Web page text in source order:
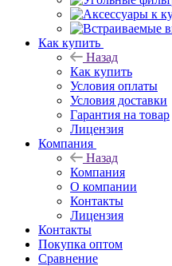
Как купить
Назад
Как купить
Условия оплаты
Условия доставки
Гарантия на товар
Лицензия
Компания
Назад
Компания
О компании
Контакты
Лицензия
Контакты
Покупка оптом
Сравнение